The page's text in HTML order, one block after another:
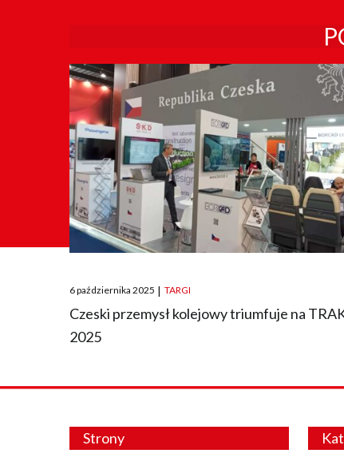
Posted
on
6 października 2025 TARGI
Czeski przemysł kolejowy triumfuje na
2025
Strony